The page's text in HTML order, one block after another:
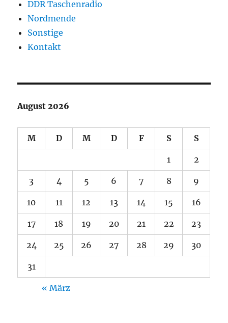
DDR Taschenradio
Nordmende
Sonstige
Kontakt
August 2026
M D M D F S S
1 2
3 4 5 6 7 8 9
10 11 12 13 14 15 16
17 18 19 20 21 22 23
24 25 26 27 28 29 30
31
« März